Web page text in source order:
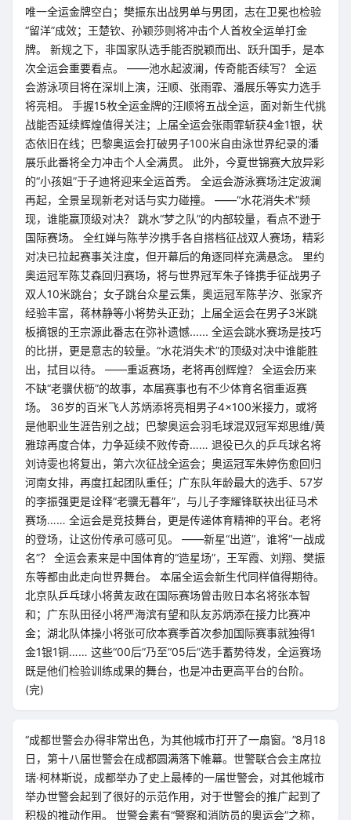
唯一全运金牌空白；樊振东出战男单与男团，志在卫冕也检验
“留洋”成效；王楚钦、孙颖莎则将冲击个人首枚全运单打金
牌。 新规之下，非国家队选手能否脱颖而出、跃升国手，是本
次全运会重要看点。 ——池水起波澜，传奇能否续写？ 全运
会游泳项目将在深圳上演，汪顺、张雨霏、潘展乐等实力选手
将亮相。 手握15枚全运金牌的汪顺将五战全运，面对新生代挑
战能否延续辉煌值得关注；上届全运会张雨霏斩获4金1银，状
态依旧在线；巴黎奥运会打破男子100米自由泳世界纪录的潘
展乐此番将全力冲击个人全满贯。 此外，今夏世锦赛大放异彩
的“小孩姐”于子迪将迎来全运首秀。 全运会游泳赛场注定波澜
再起，全景呈现新老对话与实力碰撞。 ——“水花消失术”频
现，谁能赢顶级对决？ 跳水“梦之队”的内部较量，看点不逊于
国际赛场。 全红婵与陈芋汐携手各自搭档征战双人赛场，精彩
对决已拉起赛事关注度，但开幕后的角逐同样充满悬念。 里约
奥运冠军陈艾森回归赛场，将与世界冠军朱子锋携手征战男子
双人10米跳台；女子跳台众星云集，奥运冠军陈芋汐、张家齐
经验丰富，蒋林静等小将势头正劲；上届全运会在男子3米跳
板摘银的王宗源此番志在弥补遗憾...... 全运会跳水赛场是技巧
的比拼，更是意志的较量。“水花消失术”的顶级对决中谁能胜
出，拭目以待。 ——重返赛场，老将再创辉煌？ 全运会历来
不缺“老骥伏枥”的故事，本届赛事也有不少体育名宿重返赛
场。 36岁的百米飞人苏炳添将亮相男子4×100米接力，或将
是他职业生涯告别之战；巴黎奥运会羽毛球混双冠军郑思维/黄
雅琼再度合体，力争延续不败传奇…… 退役已久的乒乓球名将
刘诗雯也将复出，第六次征战全运会；奥运冠军朱婷伤愈回归
河南女排，再度扛起团队重任；广东队年龄最大的选手、57岁
的李振强更是诠释“老骥无暮年”，与儿子李耀锋联袂出征马术
赛场…… 全运会是竞技舞台，更是传递体育精神的平台。老将
的登场，让这份传承可感可见。 ——新星“出道”，谁将“一战成
名”？ 全运会素来是中国体育的“造星场”，王军霞、刘翔、樊振
东等都由此走向世界舞台。 本届全运会新生代同样值得期待。
北京队乒乓球小将黄友政在国际赛场曾击败日本名将张本智
和；广东队田径小将严海滨有望和队友苏炳添在接力比赛冲
金；湖北队体操小将张可欣本赛季首次参加国际赛事就独得1
金1银1铜…… 这些“00后”乃至“05后”选手蓄势待发，全运赛场
既是他们检验训练成果的舞台，也是冲击更高平台的台阶。
(完)
“成都世警会办得非常出色，为其他城市打开了一扇窗。”8月18
日，第十八届世警会在成都圆满落下帷幕。世警联合会主席拉
瑞·柯林斯说，成都举办了史上最棒的一届世警会，对其他城市
举办世警会起到了很好的示范作用，对于世警会的推广起到了
积极的推动作用。 世警会素有“警察和消防员的奥运会”之称，